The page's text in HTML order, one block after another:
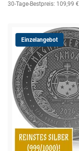
30-Tage-Bestpreis: 109,99 €
Einzelangebot